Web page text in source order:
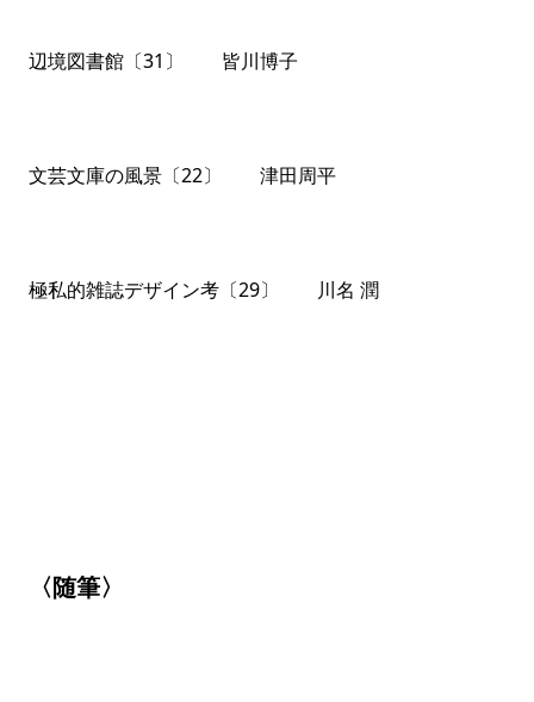
辺境図書館〔31〕 皆川博子
文芸文庫の風景〔22〕 津田周平
極私的雑誌デザイン考〔29〕 川名 潤
〈随筆〉